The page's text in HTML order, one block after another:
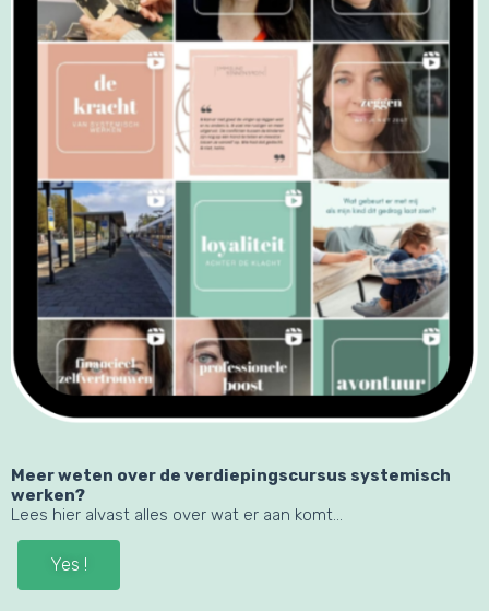
Meer weten over de verdiepingscursus systemisch
werken?
Lees hier alvast alles over wat er aan komt…
Yes !